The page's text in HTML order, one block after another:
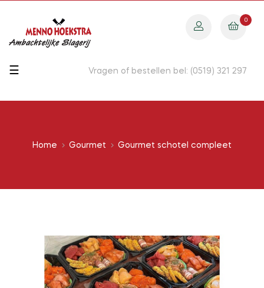
0
Toggle
☰ Vragen of bestellen bel: (0519) 321 297
Home Gourmet Gourmet schotel compleet